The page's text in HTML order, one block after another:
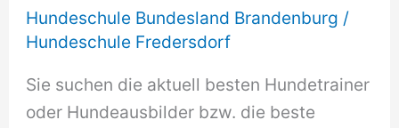
Hundeschule Bundesland Brandenburg /
Hundeschule Fredersdorf
Sie suchen die aktuell besten Hundetrainer
oder Hundeausbilder bzw. die beste